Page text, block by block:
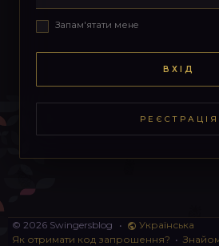
Запам'ятати мене
ВХІД
РЕЄСТРАЦІЯ
© 2026 Swingersblog •
Українська
Як отримати код запрошення? •